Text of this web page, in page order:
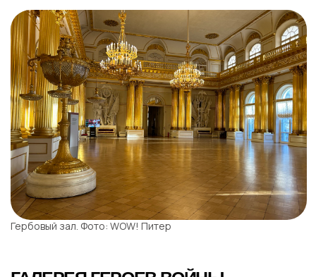
когда-то висели картины — посмотрите,
для них до сих пор остались крепления.
По правую — окна ведут нас прямо в сад.
Стойте, но мы ведь на втором этаже… Что
это за секретный сад, расскажем немного
позже, а пока предлагаем насладиться
собранием коллекции средневековых
предметов.